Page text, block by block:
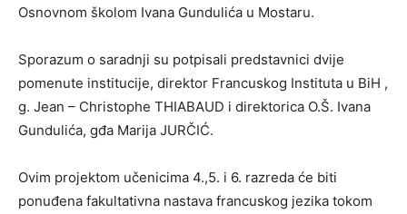
Osnovnom školom Ivana Gundulića u Mostaru.
Sporazum o saradnji su potpisali predstavnici dvije
pomenute institucije, direktor Francuskog Instituta u BiH ,
g. Jean – Christophe THIABAUD i direktorica O.Š. Ivana
Gundulića, gđa Marija JURČIĆ.
Ovim projektom učenicima 4.,5. i 6. razreda će biti
ponuđena fakultativna nastava francuskog jezika tokom